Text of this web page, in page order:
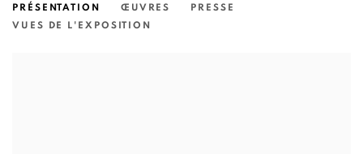
PRÉSENTATION ŒUVRES
PRESSE
VUES DE L'EXPOSITION